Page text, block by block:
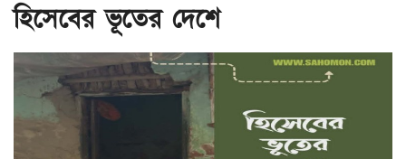
হিসেবের ভূতের দেশে